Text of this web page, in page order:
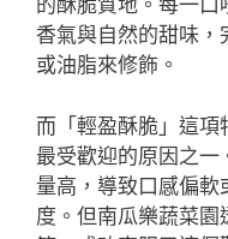
的酥脆質地。每一
香氣與自然的甜味，
或油脂來修飾。
而「輕盈酥脆」這
最受歡迎的原因之
量高，導致口感偏軟
度。但南瓜樂蔬菜